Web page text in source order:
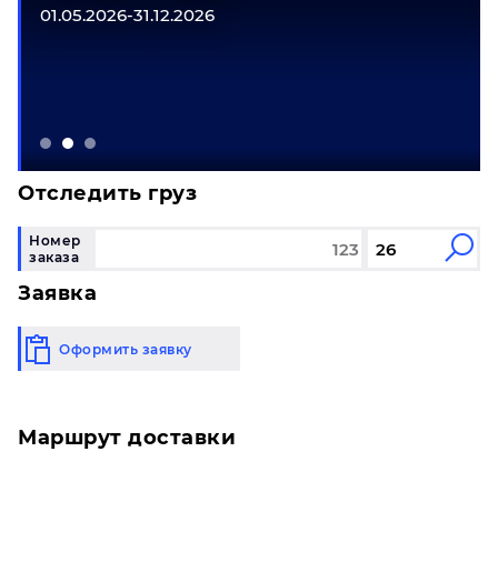
01.05.2026-31.12.2026
Отследить груз
Номер
заказа
Заявка
Оформить заявку
Маршрут доставки